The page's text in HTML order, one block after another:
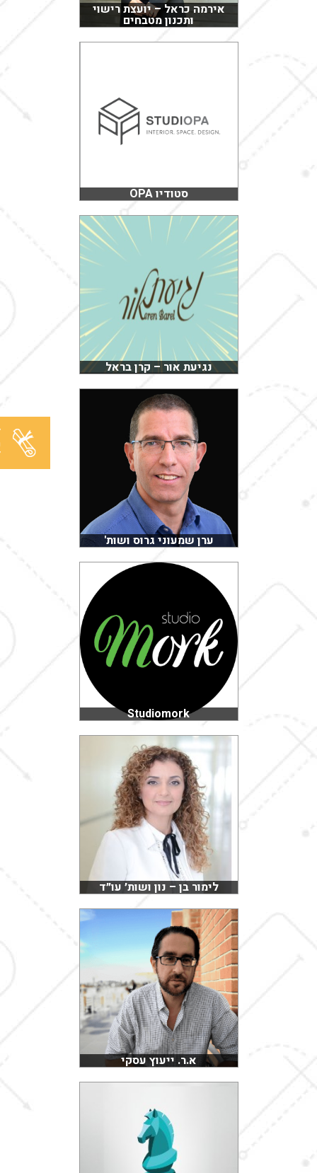
אירמה כראל – יועצת רישוי
ותכנון מטבחים
סטודיו OPA
נגיעת אור – קרן בראל
ערן שמעוני גרוס ושות'
Studiomork
לימור בן – נון ושות׳ עו״ד
א.ר. ייעוץ עסקי